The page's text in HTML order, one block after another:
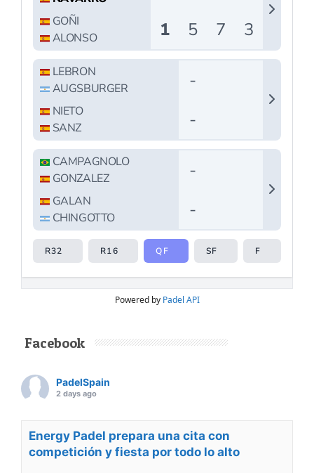
Powered by Padel API
Facebook
PadelSpain
2 days ago
Energy Padel prepara una cita con
competición y fiesta por todo lo alto